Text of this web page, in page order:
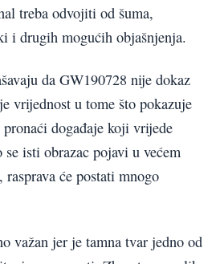
treba odvojiti od šuma,
i drugih mogućih objašnjenja.
da GW190728 nije dokaz
vrijednost u tome što pokazuje
pronaći događaje koji vrijede
isti obrazac pojavi u većem
će postati mnogo
važan jer je tamna tvar jedno od